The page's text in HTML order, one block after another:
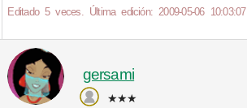
Editado 5 veces. Última edición: 2009-05-06 10:03:07
gersami
★★★